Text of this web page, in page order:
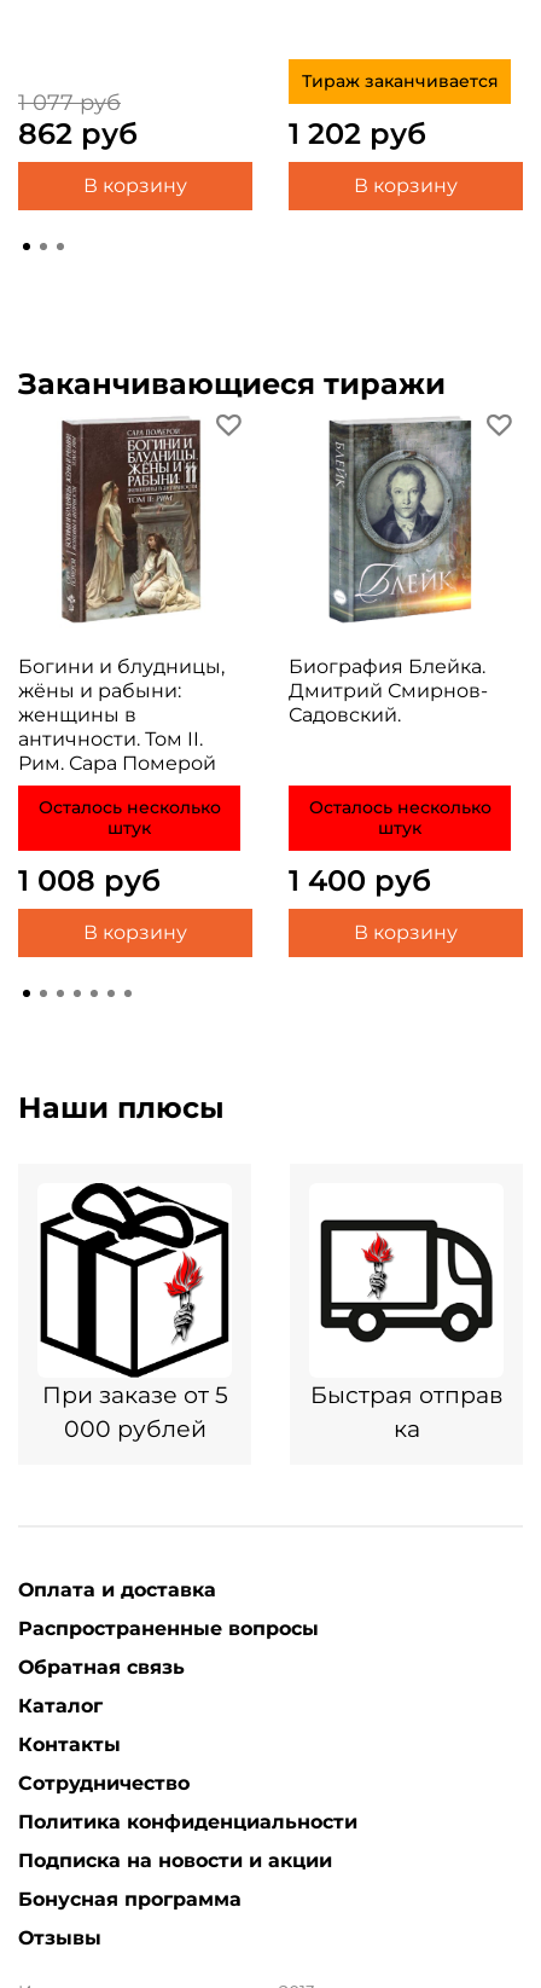
1 077 руб
862 руб
В корзину
Тираж заканчивается
1 202 руб
В корзину
Заканчивающиеся тиражи
Богини и блудницы,
жёны и рабыни:
женщины в
античности. Том II.
Рим. Сара Померой
Осталось несколько
штук
1 008 руб
В корзину
Биография Блейка.
Дмитрий Смирнов-
Садовский.
Осталось несколько
штук
1 400 руб
В корзину
Наши плюсы
При заказе от 5
000 рублей
Быстрая отправ
ка
Оплата и доставка
Распространенные вопросы
Обратная связь
Каталог
Контакты
Сотрудничество
Политика конфиденциальности
Подписка на новости и акции
Бонусная программа
Отзывы